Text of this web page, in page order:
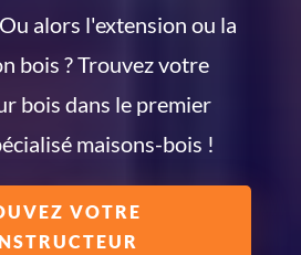
alors l'extension ou la
bois ? Trouvez votre
bois dans le premier
maisons-bois !
VOTRE